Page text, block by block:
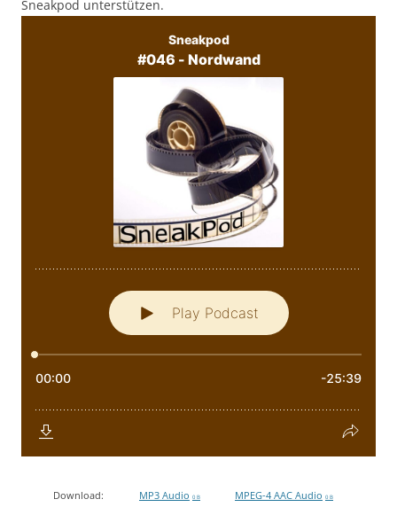
Sneakpod unterstützen.
Download: MP3 Audio 0 B MPEG-4 AAC Audio 0 B